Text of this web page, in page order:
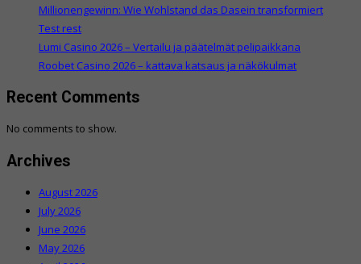
Millionengewinn: Wie Wohlstand das Dasein transformiert
Test rest
Lumi Casino 2026 – Vertailu ja päätelmät pelipaikkana
Roobet Casino 2026 – kattava katsaus ja näkökulmat
Recent Comments
No comments to show.
Archives
August 2026
July 2026
June 2026
May 2026